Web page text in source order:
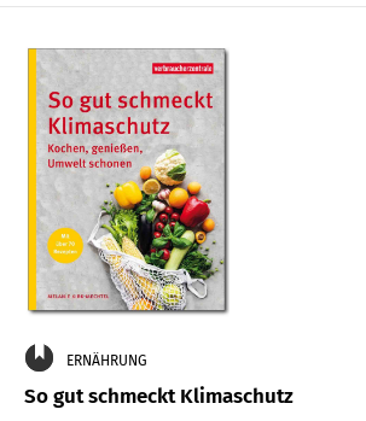
ERNÄHRUNG
So gut schmeckt Klimaschutz